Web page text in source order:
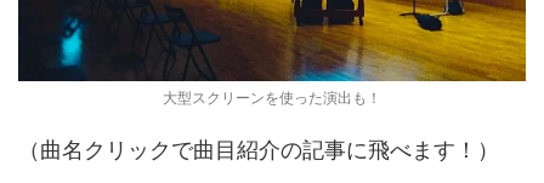
大型スクリーンを使った演出も！
（曲名クリックで曲目紹介の記事に飛べます！）